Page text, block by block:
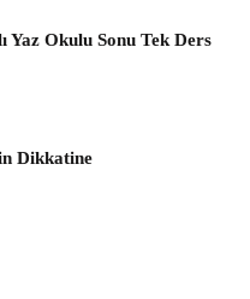
Yaz Okulu Sonu Tek Ders
Dikkatine